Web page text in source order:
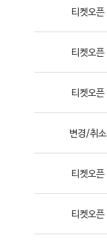
티켓오픈
티켓오픈
티켓오픈
변경/취소
티켓오픈
티켓오픈